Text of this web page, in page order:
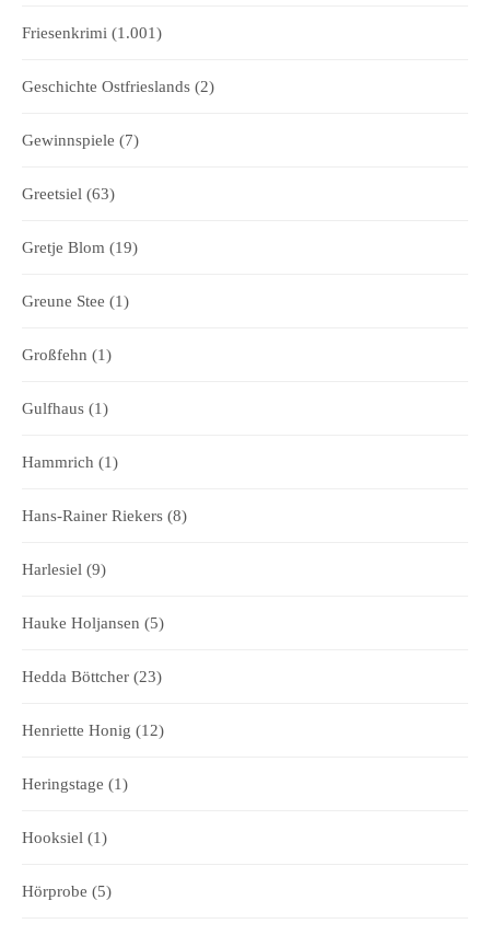
Friesenkrimi (1.001)
Geschichte Ostfrieslands (2)
Gewinnspiele (7)
Greetsiel (63)
Gretje Blom (19)
Greune Stee (1)
Großfehn (1)
Gulfhaus (1)
Hammrich (1)
Hans-Rainer Riekers (8)
Harlesiel (9)
Hauke Holjansen (5)
Hedda Böttcher (23)
Henriette Honig (12)
Heringstage (1)
Hooksiel (1)
Hörprobe (5)